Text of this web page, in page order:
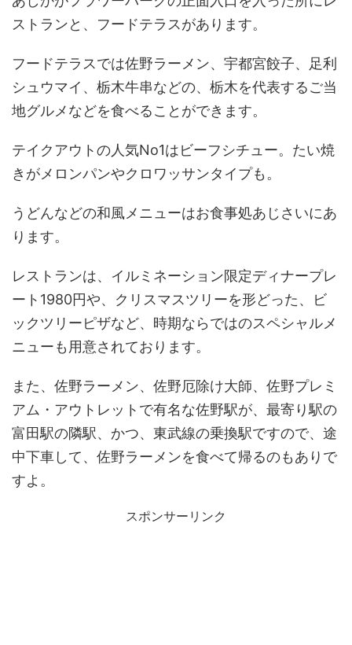
ストランと、フードテラスがあります。
フードテラスでは佐野ラーメン、宇都宮餃子、足利
シュウマイ、栃木牛串などの、栃木を代表するご当
地グルメなどを食べることができます。
テイクアウトの人気No1はビーフシチュー。たい焼
きがメロンパンやクロワッサンタイプも。
うどんなどの和風メニューはお食事処あじさいにあ
ります。
レストランは、イルミネーション限定ディナープレ
ート1980円や、クリスマスツリーを形どった、ビ
ックツリーピザなど、時期ならではのスペシャルメ
ニューも用意されております。
また、佐野ラーメン、佐野厄除け大師、佐野プレミ
アム・アウトレットで有名な佐野駅が、最寄り駅の
富田駅の隣駅、かつ、東武線の乗換駅ですので、途
中下車して、佐野ラーメンを食べて帰るのもありで
すよ。
スポンサーリンク